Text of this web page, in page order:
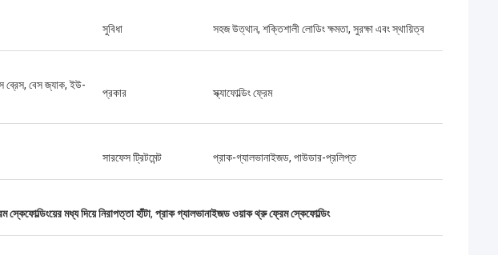
প্রতিযোগিতামূলক মূল্যে উচ্চ মানের ইস্পাত, আমাদের ব্যবসার
দুর্দান্ত অভিজ্ঞতা. ইস্পাত সব স্পেসিফিকেশন পূরণ এবং সময়মত
সুবিধা সহজ উত্থান, শক্তিশালী লোডিং ক্ষমতা, সুরক্ষা এবং স্থায়িত্ব
ব্রেস, বেস জ্যাক, ইউ-
প্রকার স্ক্যাফোল্ডিং ফ্রেম
সারফেস ট্রিটমেন্ট প্রাক-গ্যালভানাইজড, পাউডার-প্রলিপ্ত
স্কেফোল্ডিংয়ের মধ্য দিয়ে নিরাপত্তা হাঁটা, প্রাক গ্যালভানাইজড ওয়াক থ্রু ফ্রেম স্কেফোল্ডিং